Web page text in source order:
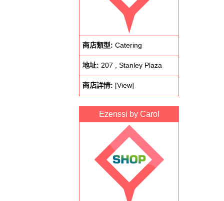
商店類型: Catering
地址: 207 , Stanley Plaza
商店詳情: [View]
Ezenssi by Carol